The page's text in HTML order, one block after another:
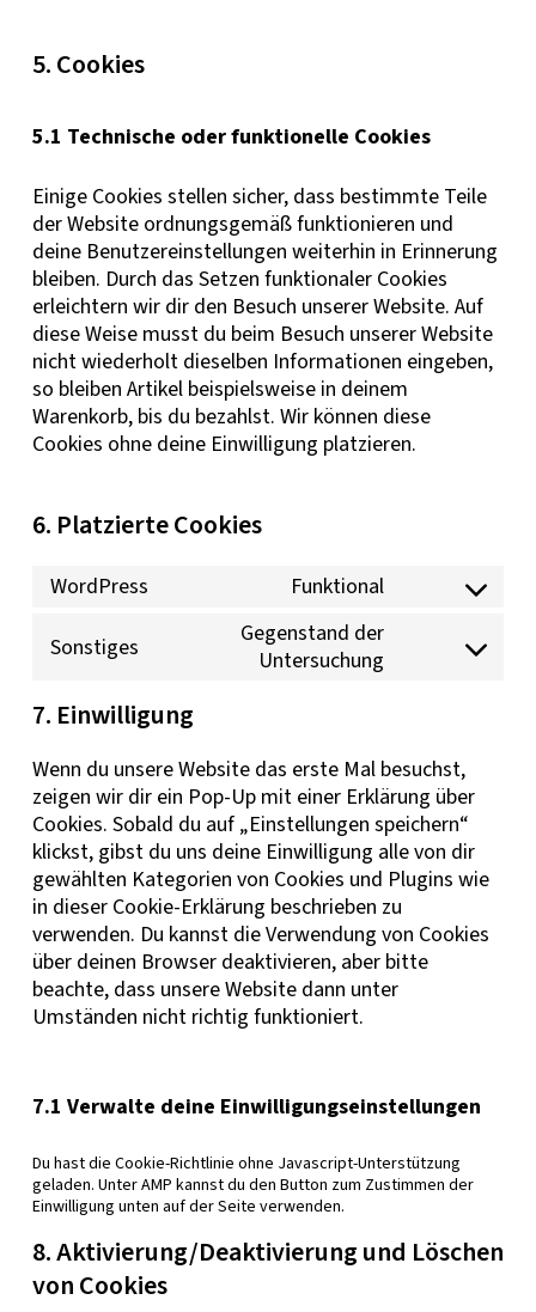
5. Cookies
5.1 Technische oder funktionelle Cookies
Einige Cookies stellen sicher, dass bestimmte Teile
der Website ordnungsgemäß funktionieren und
deine Benutzereinstellungen weiterhin in Erinnerung
bleiben. Durch das Setzen funktionaler Cookies
erleichtern wir dir den Besuch unserer Website. Auf
diese Weise musst du beim Besuch unserer Website
nicht wiederholt dieselben Informationen eingeben,
so bleiben Artikel beispielsweise in deinem
Warenkorb, bis du bezahlst. Wir können diese
Cookies ohne deine Einwilligung platzieren.
6. Platzierte Cookies
WordPress Funktional
Consent
Sonstiges
Gegenstand der
Untersuchung
Consent
sonstiges
7. Einwilligung
Wenn du unsere Website das erste Mal besuchst,
zeigen wir dir ein Pop-Up mit einer Erklärung über
Cookies. Sobald du auf „Einstellungen speichern“
klickst, gibst du uns deine Einwilligung alle von dir
gewählten Kategorien von Cookies und Plugins wie
in dieser Cookie-Erklärung beschrieben zu
verwenden. Du kannst die Verwendung von Cookies
über deinen Browser deaktivieren, aber bitte
beachte, dass unsere Website dann unter
Umständen nicht richtig funktioniert.
7.1 Verwalte deine Einwilligungseinstellungen
Du hast die Cookie-Richtlinie ohne Javascript-Unterstützung
geladen. Unter AMP kannst du den Button zum Zustimmen der
Einwilligung unten auf der Seite verwenden.
8. Aktivierung/Deaktivierung und Löschen
von Cookies